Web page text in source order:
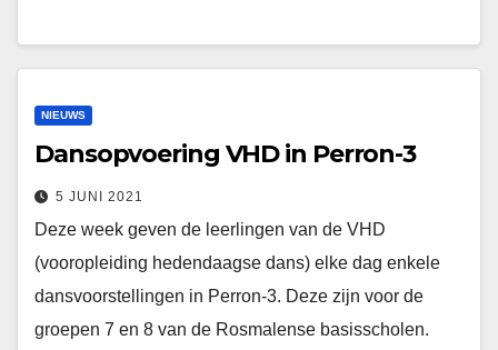
NIEUWS
Dansopvoering VHD in Perron-3
5 JUNI 2021
Deze week geven de leerlingen van de VHD
(vooropleiding hedendaagse dans) elke dag enkele
dansvoorstellingen in Perron-3. Deze zijn voor de
groepen 7 en 8 van de Rosmalense basisscholen.